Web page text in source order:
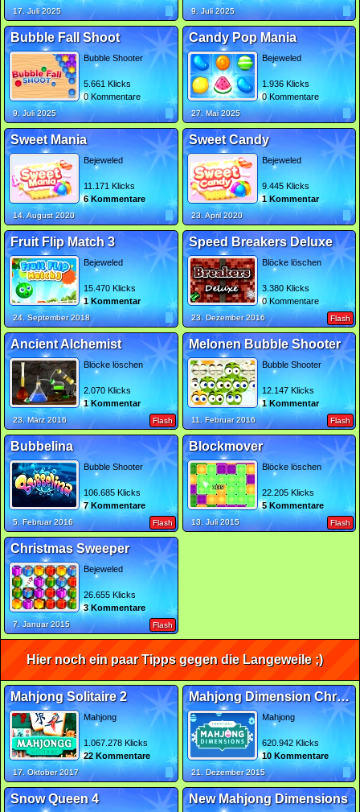
17. Juli 2025 9. Juli 2025
Bubble Fall Shoot
Bubble Shooter
5.661 Klicks
0 Kommentare
9. Juli 2025
Candy Pop Mania
Bejeweled
1.936 Klicks
0 Kommentare
27. Mai 2025
Sweet Mania
Bejeweled
11.171 Klicks
6 Kommentare
14. August 2020
Sweet Candy
Bejeweled
9.445 Klicks
1 Kommentar
23. April 2020
Fruit Flip Match 3
Bejeweled
15.470 Klicks
1 Kommentar
24. September 2018
Speed Breakers Deluxe
Blöcke löschen
3.380 Klicks
0 Kommentare
23. Dezember 2016 Flash
Ancient Alchemist
Blöcke löschen
2.070 Klicks
1 Kommentar
23. März 2016 Flash
Melonen Bubble Shooter
Bubble Shooter
12.147 Klicks
1 Kommentar
11. Februar 2016 Flash
Bubbelina
Bubble Shooter
106.685 Klicks
7 Kommentare
5. Februar 2016 Flash
Blockmover
Blöcke löschen
22.205 Klicks
5 Kommentare
13. Juli 2015 Flash
Christmas Sweeper
Bejeweled
26.655 Klicks
3 Kommentare
7. Januar 2015 Flash
Hier noch ein paar Tipps gegen die Langeweile ;)
Mahjong Solitaire 2
Mahjong
1.067.278 Klicks
22 Kommentare
17. Oktober 2017
Mahjong Dimension Christmas
Mahjong
620.942 Klicks
10 Kommentare
21. Dezember 2015
Snow Queen 4 New Mahjong Dimensions